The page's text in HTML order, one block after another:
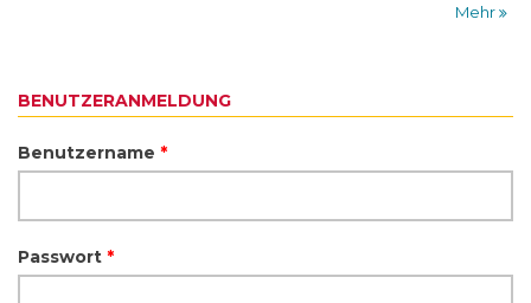
Mehr
BENUTZERANMELDUNG
Benutzername *
Passwort *